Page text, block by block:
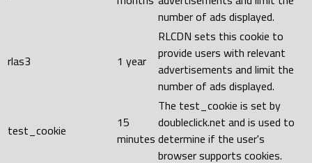
number of ads displayed.
rlas3 1 year
RLCDN sets this cookie to
provide users with relevant
advertisements and limit the
number of ads displayed.
test_cookie
15
minutes
The test_cookie is set by
doubleclick.net and is used to
determine if the user's
browser supports cookies.